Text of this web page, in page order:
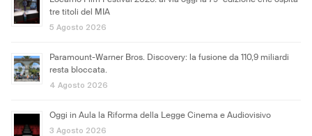
tre titoli del MIA
5 Agosto 2026
Paramount-Warner Bros. Discovery: la fusione da 110,9 miliardi
resta bloccata.
4 Agosto 2026
Oggi in Aula la Riforma della Legge Cinema e Audiovisivo
3 Agosto 2026